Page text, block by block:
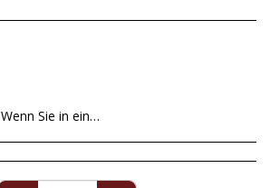
Wenn Sie in einer Ausnahmesituation mit dem von uns gesendeten Artikel nicht zufrieden sind, haben Sie ab dem Datum der Lieferung eine maximale Frist von 14 Tagen, um ihn zurückzusenden. Unvollkommenheiten in Zuchtperlen sind kein akzeptabler Grund für die Rückkehr, da sie völlig natürlich sind und nicht verändert werden können, um perfekte runde Formen zu erhalten. Für die Perle Mallorcas, für die eine Garantie von zehn Jahren gilt, deckt die Garantie alle Mängel ausschließlich der Perle ab, sofern sie die erforderliche Pflege erhalten hat. Die Rückerstattung des Kaufbetrags erfolgt gegebenenfalls in derselben Zahlungsmethode, mit der Sie den zurückgegebenen Artikel gekauft haben.